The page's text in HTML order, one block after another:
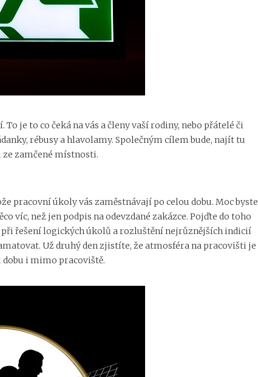
je to co čeká na vás a členy vaší rodiny, nebo přátelé či
rébusy a hlavolamy. Společným cílem bude, najít tu
zamčené místnosti.
pracovní úkoly vás zaměstnávají po celou dobu. Moc byste
víc, než jen podpis na odevzdané zakázce. Pojďte do toho
řešení logických úkolů a rozluštění nejrůznějších indicií
Už druhý den zjistíte, že atmosféra na pracovišti je
dobu i mimo pracoviště.